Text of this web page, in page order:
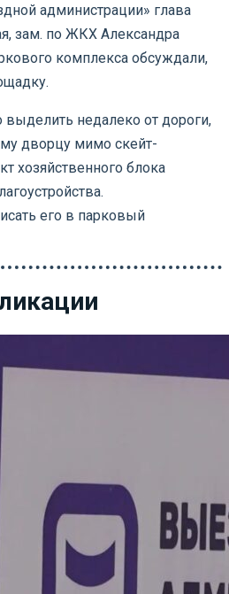
администрации» глава
зам. по ЖКХ Александра
комплекса обсуждали,
недалеко от дороги,
дворцу мимо скейт-
хозяйственного блока
его в парковый